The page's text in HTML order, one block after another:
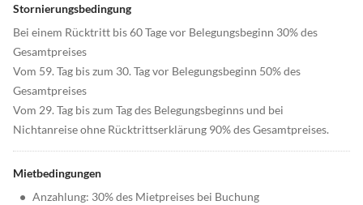
Stornierungsbedingung
Bei einem Rücktritt bis 60 Tage vor Belegungsbeginn 30% des
Gesamtpreises
Vom 59. Tag bis zum 30. Tag vor Belegungsbeginn 50% des
Gesamtpreises
Vom 29. Tag bis zum Tag des Belegungsbeginns und bei
Nichtanreise ohne Rücktrittserklärung 90% des Gesamtpreises.
Mietbedingungen
• Anzahlung: 30% des Mietpreises bei Buchung